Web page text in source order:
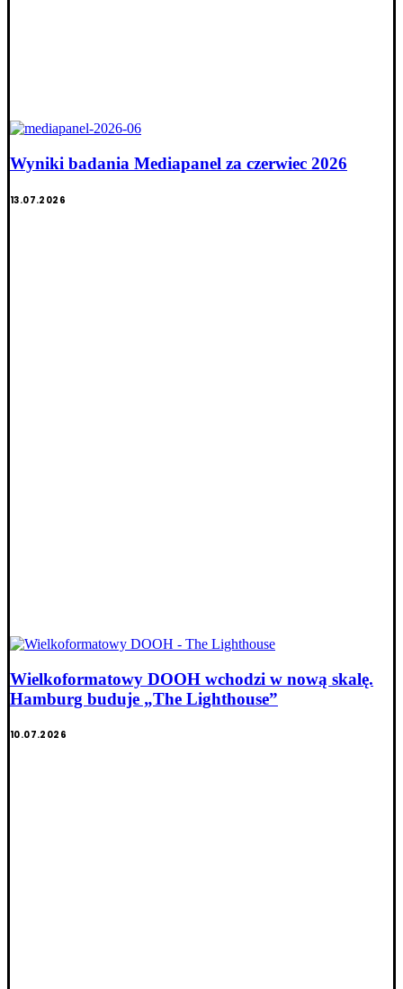
Wyniki badania Mediapanel za czerwiec 2026
13.07.2026
Wielkoformatowy DOOH wchodzi w nową skalę.
Hamburg buduje „The Lighthouse”
10.07.2026